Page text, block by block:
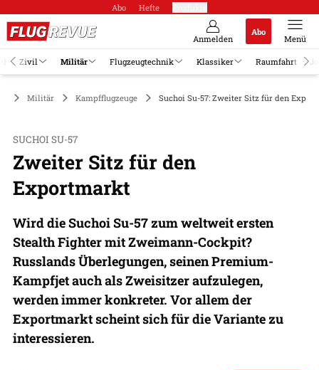
Abo Hefte
Anmelden
Abo
Menü
Zivil Militär Flugzeugtechnik Klassiker Raumfahrt
Militär Kampfflugzeuge Suchoi Su-57: Zweiter Sitz für den
SUCHOI SU-57
Zweiter Sitz für den
Exportmarkt
Wird die Suchoi Su-57 zum weltweit ersten
Stealth Fighter mit Zweimann-Cockpit?
Russlands Überlegungen, seinen Premium-
Kampfjet auch als Zweisitzer aufzulegen,
werden immer konkreter. Vor allem der
Exportmarkt scheint sich für die Variante zu
interessieren.